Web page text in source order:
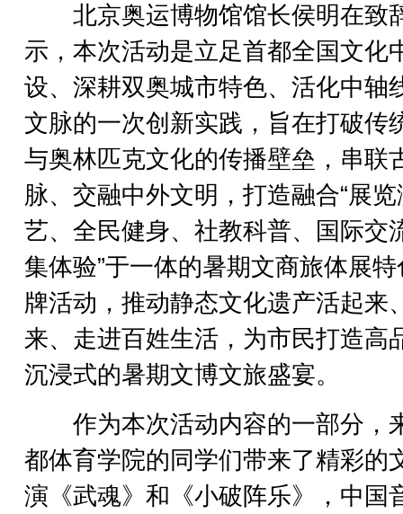
北京奥运博物馆馆长侯明在致
示，本次活动是立足首都全国文化
设、深耕双奥城市特色、活化中轴
文脉的一次创新实践，旨在打破传
与奥林匹克文化的传播壁垒，串联
脉、交融中外文明，打造融合“展览
艺、全民健身、社教科普、国际交
集体验”于一体的暑期文商旅体展
牌活动，推动静态文化遗产活起来
来、走进百姓生活，为市民打造高
沉浸式的暑期文博文旅盛宴。
作为本次活动内容的一部分，
都体育学院的同学们带来了精彩的
演《武魂》和《小破阵乐》，中国